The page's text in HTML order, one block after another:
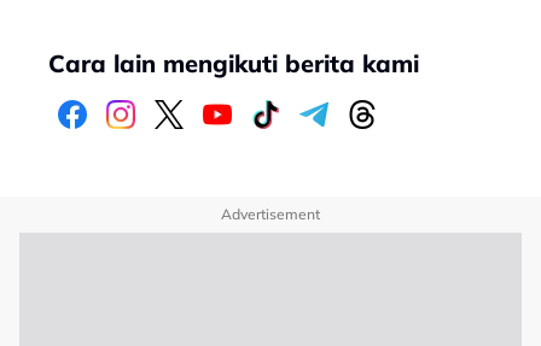
Cara lain mengikuti berita kami
Advertisement